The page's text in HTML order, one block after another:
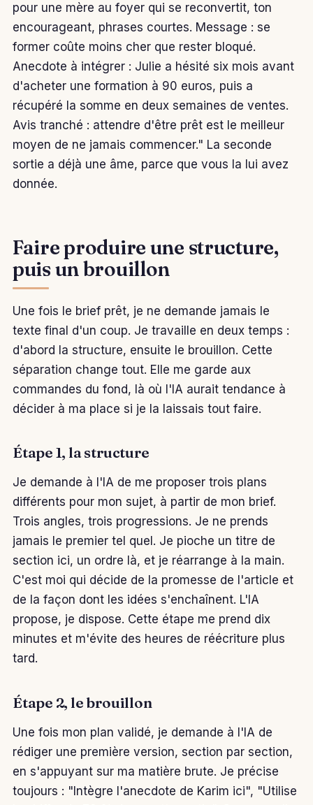
pour une mère au foyer qui se reconvertit, ton
encourageant, phrases courtes. Message : se
former coûte moins cher que rester bloqué.
Anecdote à intégrer : Julie a hésité six mois avant
d'acheter une formation à 90 euros, puis a
récupéré la somme en deux semaines de ventes.
Avis tranché : attendre d'être prêt est le meilleur
moyen de ne jamais commencer." La seconde
sortie a déjà une âme, parce que vous la lui avez
donnée.
Faire produire une structure,
puis un brouillon
Une fois le brief prêt, je ne demande jamais le
texte final d'un coup. Je travaille en deux temps :
d'abord la structure, ensuite le brouillon. Cette
séparation change tout. Elle me garde aux
commandes du fond, là où l'IA aurait tendance à
décider à ma place si je la laissais tout faire.
Étape 1, la structure
Je demande à l'IA de me proposer trois plans
différents pour mon sujet, à partir de mon brief.
Trois angles, trois progressions. Je ne prends
jamais le premier tel quel. Je pioche un titre de
section ici, un ordre là, et je réarrange à la main.
C'est moi qui décide de la promesse de l'article et
de la façon dont les idées s'enchaînent. L'IA
propose, je dispose. Cette étape me prend dix
minutes et m'évite des heures de réécriture plus
tard.
Étape 2, le brouillon
Une fois mon plan validé, je demande à l'IA de
rédiger une première version, section par section,
en s'appuyant sur ma matière brute. Je précise
toujours : "Intègre l'anecdote de Karim ici", "Utilise